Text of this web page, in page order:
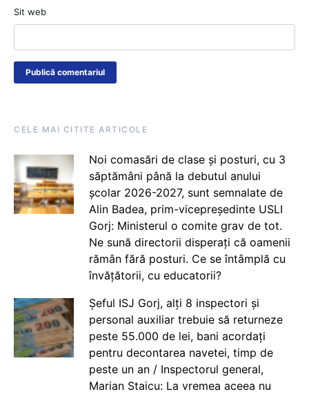
Sit web
CELE MAI CITITE ARTICOLE
Noi comasări de clase și posturi, cu 3
săptămâni până la debutul anului
școlar 2026-2027, sunt semnalate de
Alin Badea, prim-vicepreședinte USLI
Gorj: Ministerul o comite grav de tot.
Ne sună directorii disperați că oamenii
rămân fără posturi. Ce se întâmplă cu
învățătorii, cu educatorii?
Șeful ISJ Gorj, alți 8 inspectori și
personal auxiliar trebuie să returneze
peste 55.000 de lei, bani acordați
pentru decontarea navetei, timp de
peste un an / Inspectorul general,
Marian Staicu: La vremea aceea nu